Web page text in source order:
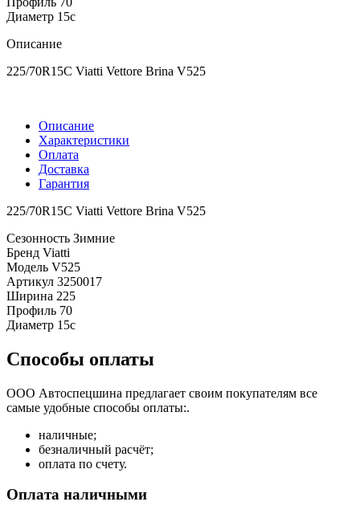
Диаметр 15с
Описание
225/70R15C Viatti Vettore Brina V525
Описание
Характеристики
Оплата
Доставка
Гарантия
225/70R15C Viatti Vettore Brina V525
Сезонность Зимние
Бренд Viatti
Модель V525
Артикул 3250017
Ширина 225
Профиль 70
Диаметр 15с
Способы оплаты
ООО Автоспецшина предлагает своим покупателям все
самые удобные способы оплаты:.
наличные;
безналичный расчёт;
оплата по счету.
Оплата наличными